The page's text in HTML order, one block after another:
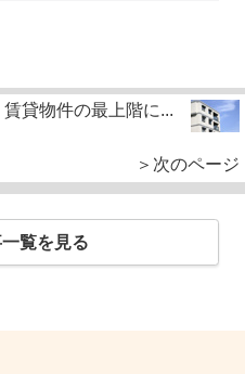
賃貸物件の最上階に...
＞次のページ
覧を見る